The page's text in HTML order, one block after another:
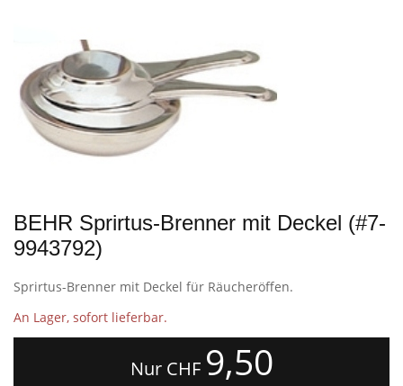
BEHR Sprirtus-Brenner mit Deckel (#7-
9943792)
Sprirtus-Brenner mit Deckel für Räucheröffen.
An Lager, sofort lieferbar.
Nur CHF 9,50